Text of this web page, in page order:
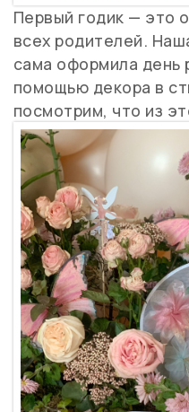
Первый годик — это
всех родителей.
сама оформила день
помощью декора в
посмотрим, что из